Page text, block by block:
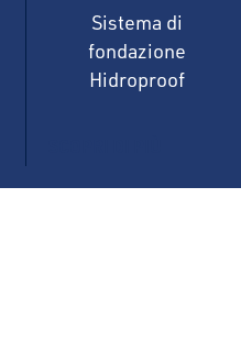
Sistema di
fondazione
Hidroproof